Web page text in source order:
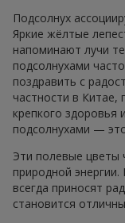
Подсолнух
Яркие жёлтые
напоминают лучи
подсолнухами
поздравить с
частности в Китае,
крепкого здоровья
подсолнухами —
Эти полевые цветы
природной
всегда приносят
становится